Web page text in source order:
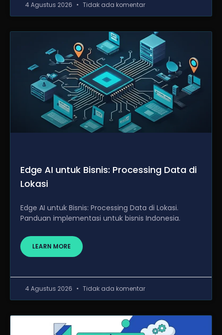
4 Agustus 2026 Tidak ada komentar
Edge AI untuk Bisnis: Processing Data di
Lokasi
Edge AI untuk Bisnis: Processing Data di Lokasi.
Panduan implementasi untuk bisnis Indonesia.
LEARN MORE
4 Agustus 2026 Tidak ada komentar